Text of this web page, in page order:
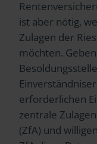
ist aber nötig,
Zulagen der
möchten.
erforderlichen
zentrale
(ZfA) und